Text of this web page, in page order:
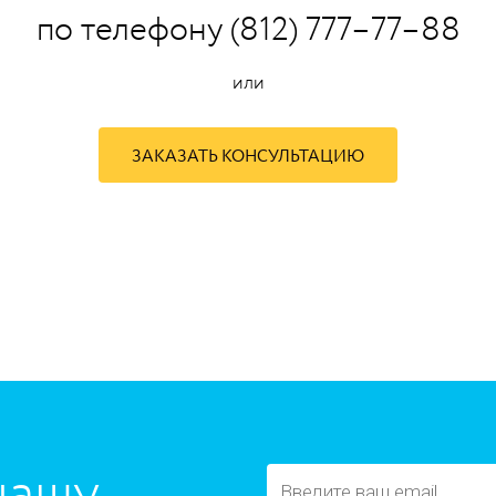
по телефону (812) 777–77–88
или
ЗАКАЗАТЬ КОНСУЛЬТАЦИЮ